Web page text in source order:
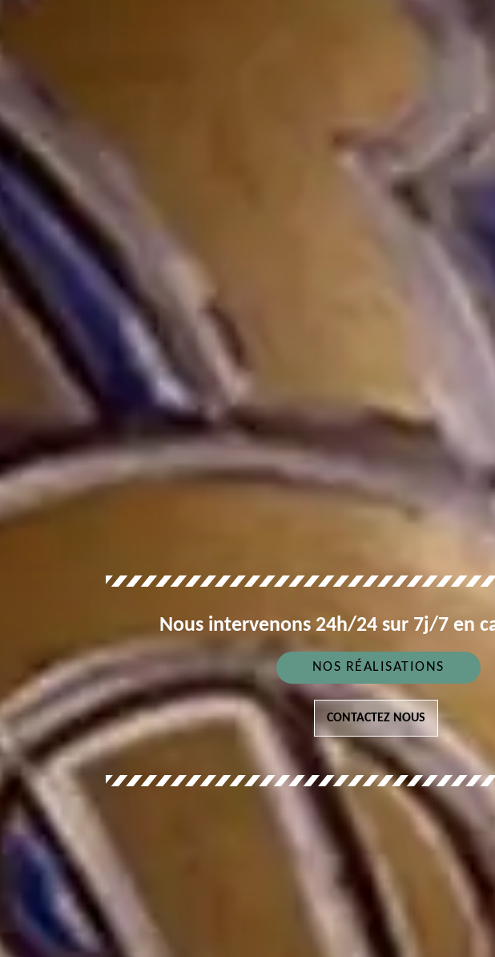
Nous intervenons 24h/24 sur 7j/7 en
NOS RÉALISATIONS
CONTACTEZ NOUS